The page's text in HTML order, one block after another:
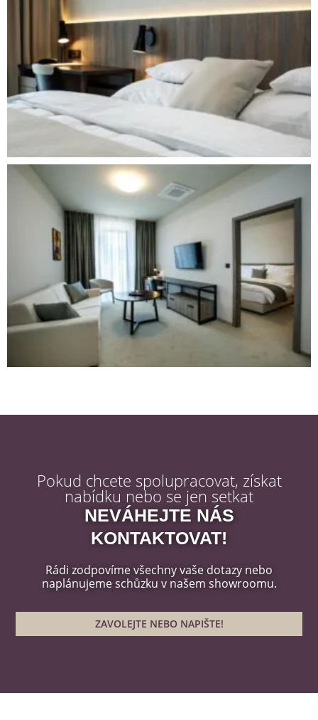
Pokud chcete spolupracovat, získat
nabídku nebo se jen setkat
NEVÁHEJTE NÁS
KONTAKTOVAT!
Rádi zodpovíme všechny vaše dotazy nebo
naplánujeme schůzku v našem showroomu.
ZAVOLEJTE NEBO NAPIŠTE!